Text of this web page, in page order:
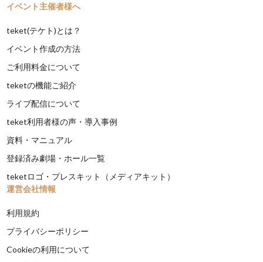
イベント主催者様へ
teket(テケト)とは？
イベント作成の方法
ご利用料金について
teketの機能ご紹介
ライブ配信について
teket利用者様の声・導入事例
資料・マニュアル
登録済み劇場・ホール一覧
teketロゴ・プレスキット（メディアキット）
運営会社情報
利用規約
プライバシーポリシー
Cookieの利用について